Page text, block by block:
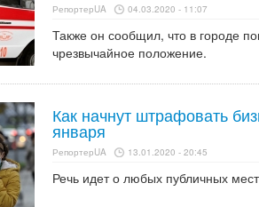
РепортерUA 04.03.2020 - 11:07
Также он сообщил, что в городе
чрезвычайное положение.
Как начнут штрафовать
января
РепортерUA 13.01.2020 - 20:45
Речь идет о любых публичных